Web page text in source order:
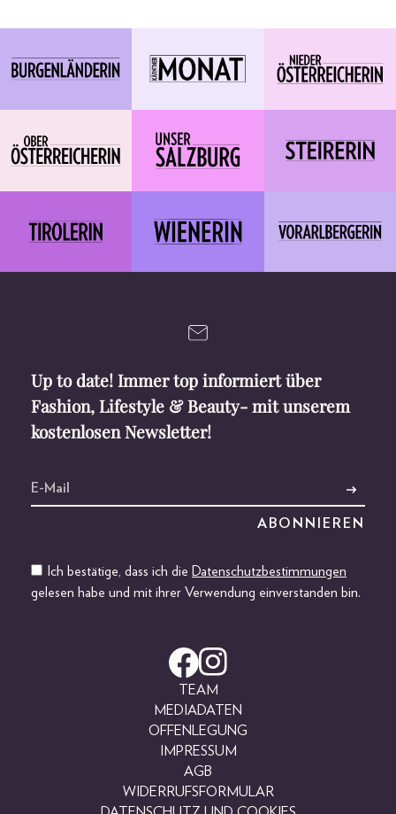
Up to date! Immer top informiert über
Fashion, Lifestyle & Beauty- mit unserem
kostenlosen Newsletter!
Ich bestätige, dass ich die Datenschutzbestimmungen
gelesen habe und mit ihrer Verwendung einverstanden bin.
TEAM
MEDIADATEN
OFFENLEGUNG
IMPRESSUM
AGB
WIDERRUFSFORMULAR